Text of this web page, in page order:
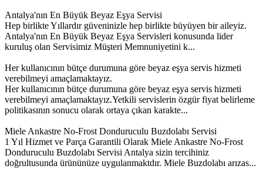
Antalya'nın En Büyük Beyaz Eşya Servisi
Hep birlikte Yıllardır güveninizle hep birlikte büyüyen bir aileyiz.
Antalya'nın En Büyük Beyaz Eşya Servisleri konusunda lider
kuruluş olan Servisimiz Müşteri Memnuniyetini k...
Her kullanıcının bütçe durumuna göre beyaz eşya servis hizmeti
verebilmeyi amaçlamaktayız.
Her kullanıcının bütçe durumuna göre beyaz eşya servis hizmeti
verebilmeyi amaçlamaktayız.Yetkili servislerin özgür fiyat belirleme
politikasının sonucu olarak ortaya çıkan karakte...
Miele Ankastre No-Frost Donduruculu Buzdolabı Servisi
1 Yıl Hizmet ve Parça Garantili Olarak Miele Ankastre No-Frost
Donduruculu Buzdolabı Servisi Antalya sizin tercihiniz
doğrultusunda ürününüze uygulanmaktdır. Miele Buzdolabı arızas...